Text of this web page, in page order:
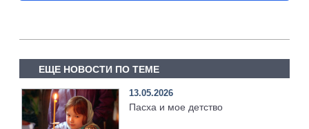
ЕЩЕ НОВОСТИ ПО ТЕМЕ
13.05.2026
Пасха и мое детство